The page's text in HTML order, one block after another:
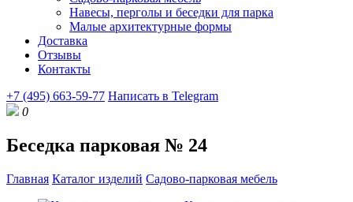
Навесы, перголы и беседки для парка
Малые архитектурные формы
Доставка
Отзывы
Контакты
+7 (495) 663-59-77 Написать в Telegram
0
Беседка парковая № 24
Главная Каталог изделий Садово-парковая мебель